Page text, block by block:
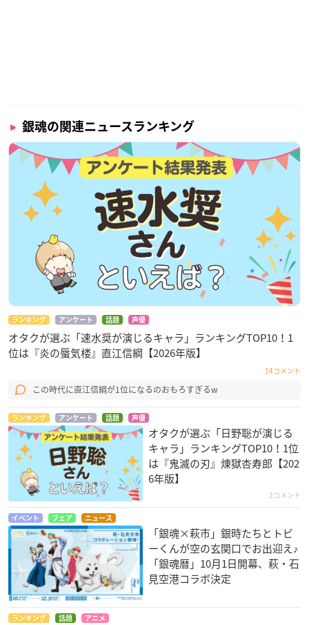
銀魂の関連ニュースランキング
ランキング アンケート 話題 声優
オタクが選ぶ「速水奨が演じるキャラ」ランキングTOP10！1
位は『炎の蜃気楼』直江信綱【2026年版】
14コメント
この時代に直江信綱が1位になるのおもろすぎるw
ランキング アンケート 話題 声優
オタクが選ぶ「日野聡が演じる
キャラ」ランキングTOP10！1位
は『鬼滅の刃』煉󠄁獄杏寿郎【202
6年版】
2コメント
イベント フェア ニュース
「銀魂×萩市」銀時たちとトビ
ーくんが空の玄関口でお出迎え♪
「銀魂暦」10月1日開幕、萩・石
見空港コラボ決定
ランキング 話題 アニメ